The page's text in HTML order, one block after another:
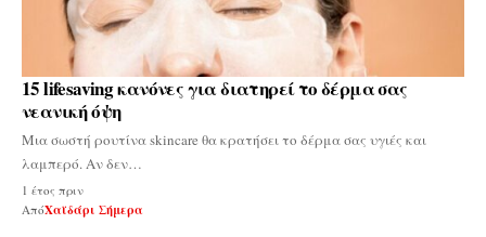
15 lifesaving κανόνες για διατηρεί το δέρμα σας
νεανική όψη
Μια σωστή ρουτίνα skincare θα κρατήσει το δέρμα σας υγιές και
λαμπερό. Αν δεν…
1 έτος πριν
ΑπόΧαϊδάρι Σήμερα